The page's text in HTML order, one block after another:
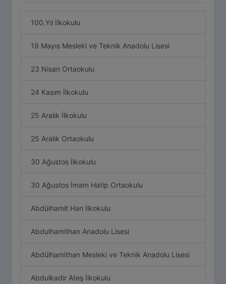
100.Yıl İlkokulu
19 Mayıs Mesleki ve Teknik Anadolu Lisesi
23 Nisan Ortaokulu
24 Kasım İlkokulu
25 Aralık İlkokulu
25 Aralık Ortaokulu
30 Ağustos İlkokulu
30 Ağustos İmam Hatip Ortaokulu
Abdülhamit Han İlkokulu
Abdulhamithan Anadolu Lisesi
Abdülhamithan Mesleki ve Teknik Anadolu Lisesi
Abdulkadir Ateş İlkokulu